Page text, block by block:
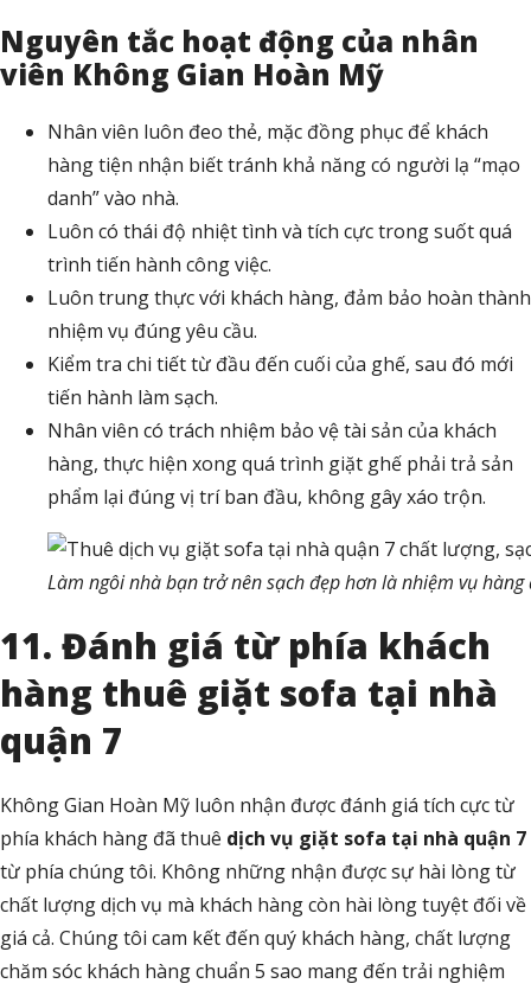
Nguyên tắc hoạt động của nhân
viên Không Gian Hoàn Mỹ
Nhân viên luôn đeo thẻ, mặc đồng phục để khách
hàng tiện nhận biết tránh khả năng có người lạ “mạo
danh” vào nhà.
Luôn có thái độ nhiệt tình và tích cực trong suốt quá
trình tiến hành công việc.
Luôn trung thực với khách hàng, đảm bảo hoàn thành
nhiệm vụ đúng yêu cầu.
Kiểm tra chi tiết từ đầu đến cuối của ghế, sau đó mới
tiến hành làm sạch.
Nhân viên có trách nhiệm bảo vệ tài sản của khách
hàng, thực hiện xong quá trình giặt ghế phải trả sản
phẩm lại đúng vị trí ban đầu, không gây xáo trộn.
Làm ngôi nhà bạn trở nên sạch đẹp hơn là nhiệm vụ
11. Đánh giá từ phía khách
hàng thuê giặt sofa tại nhà
quận 7
Không Gian Hoàn Mỹ luôn nhận được đánh giá tích cực từ
phía khách hàng đã thuê dịch vụ giặt sofa tại nhà quận 7
từ phía chúng tôi. Không những nhận được sự hài lòng từ
chất lượng dịch vụ mà khách hàng còn hài lòng tuyệt đối về
giá cả. Chúng tôi cam kết đến quý khách hàng, chất lượng
chăm sóc khách hàng chuẩn 5 sao mang đến trải nghiệm